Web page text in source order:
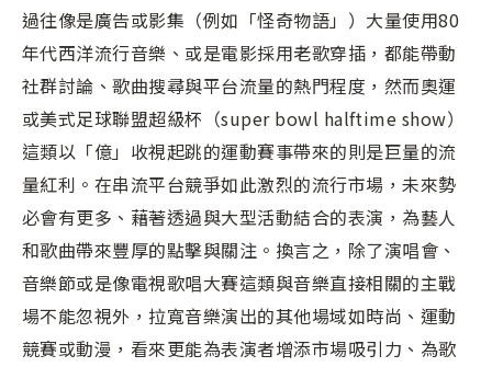
過往像是廣告或影集（例如「怪奇物語」）大量使用80
年代西洋流行音樂、或是電影採用老歌穿插，都能帶動
社群討論、歌曲搜尋與平台流量的熱門程度，然而奧運
或美式足球聯盟超級杯（super bowl halftime show）
這類以「億」收視起跳的運動賽事帶來的則是巨量的流
量紅利。在串流平台競爭如此激烈的流行市場，未來勢
必會有更多、藉著透過與大型活動結合的表演，為藝人
和歌曲帶來豐厚的點擊與關注。換言之，除了演唱會、
音樂節或是像電視歌唱大賽這類與音樂直接相關的主戰
場不能忽視外，拉寬音樂演出的其他場域如時尚、運動
競賽或動漫，看來更能為表演者增添市場吸引力、為歌